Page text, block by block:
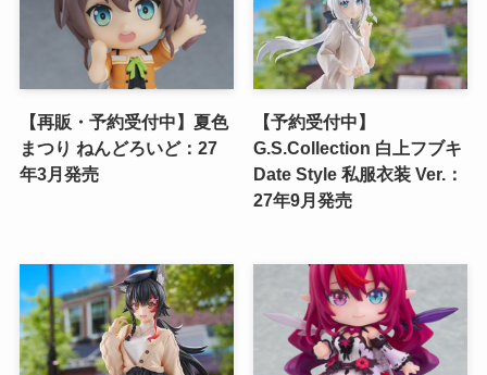
【再販・予約受付中】夏色
まつり ねんどろいど：27
年3月発売
【予約受付中】
G.S.Collection 白上フブキ
Date Style 私服衣装 Ver.：
27年9月発売